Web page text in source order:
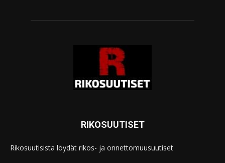
RIKOSUUTISET
Rikosuutisista löydät rikos- ja onnettomuusuutiset